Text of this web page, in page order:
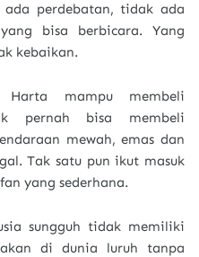
perdebatan, tidak ada
bisa berbicara. Yang
kebaikan.
Harta mampu membeli
pernah bisa membeli
mewah, emas dan
Tak satu pun ikut masuk
yang sederhana.
sungguh tidak memiliki
di dunia luruh tanpa